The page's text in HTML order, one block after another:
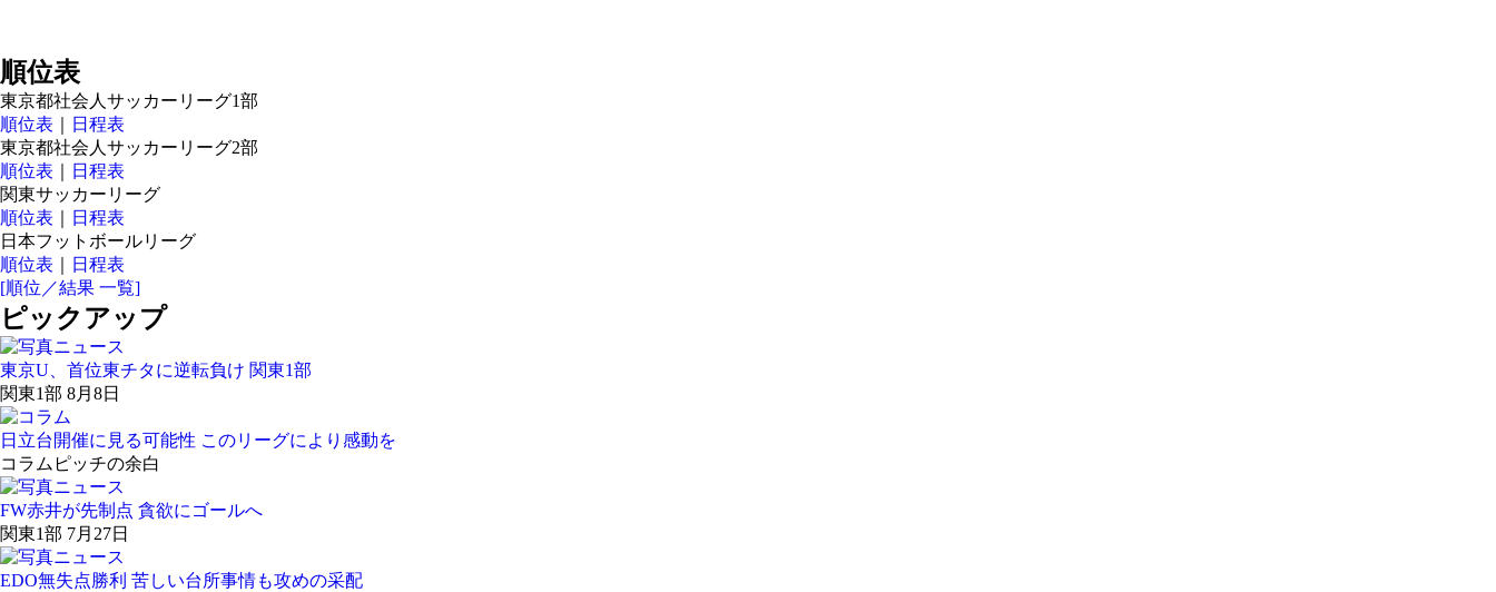
順位表
東京都社会人サッカーリーグ1部
順位表
日程表
東京都社会人サッカーリーグ2部
順位表
日程表
関東サッカーリーグ
順位表
日程表
日本フットボールリーグ
順位表
日程表
[順位／結果 一覧]
ピックアップ
東京U、首位東チタに逆転負け 関東1部
関東1部 8月8日
日立台開催に見る可能性 このリーグにより感動を
コラム ピッチの余白
FW赤井が先制点 貪欲にゴールへ
関東1部 7月27日
EDO無失点勝利 苦しい台所事情も攻めの采配